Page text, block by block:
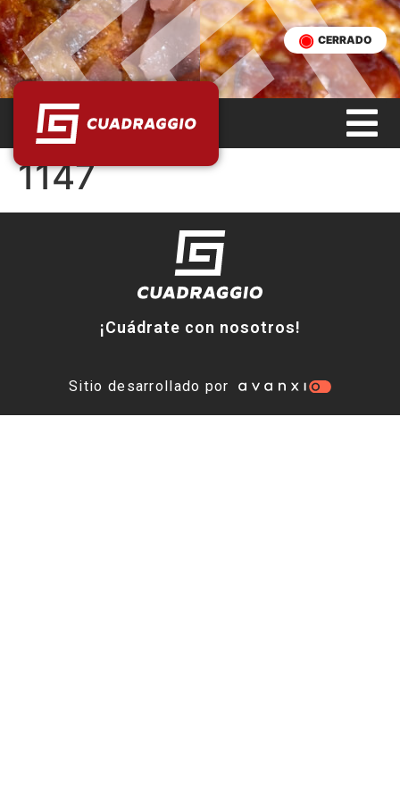
CERRADO
1147
¡Cuádrate con nosotros!
Sitio desarrollado por